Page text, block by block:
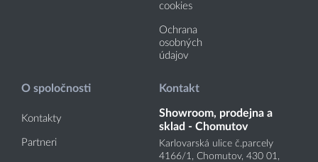
cookies
Ochrana
osobných
údajov
O spoločnosti
Kontakty
Partneri
Kontakt
Showroom, prodejna a
sklad - Chomutov
Karlovarská ulice č.parcely
4166/1, Chomutov, 430 01,